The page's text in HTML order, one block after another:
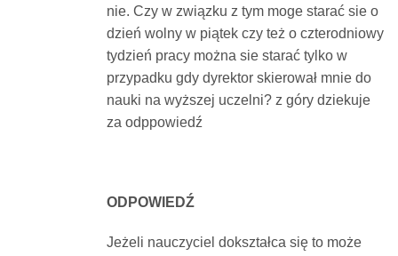
nie. Czy w związku z tym moge starać sie o
dzień wolny w piątek czy też o czterodniowy
tydzień pracy można sie starać tylko w
przypadku gdy dyrektor skierował mnie do
nauki na wyższej uczelni? z góry dziekuje
za odppowiedź
ODPOWIEDŹ
Jeżeli nauczyciel dokształca się to może